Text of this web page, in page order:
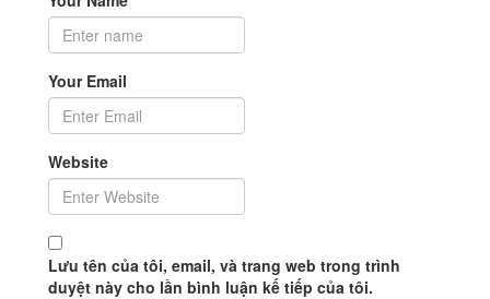
Your Email
Website
Lưu tên của tôi, email, và trang web trong trình
duyệt này cho lần bình luận kế tiếp của tôi.